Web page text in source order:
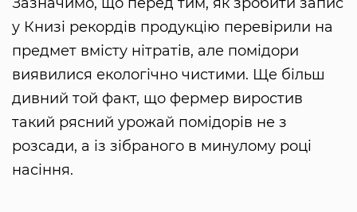
у Книзі рекордів продукцію перевірили на
предмет вмісту нітратів, але помідори
виявилися екологічно чистими. Ще більш
дивний той факт, що фермер виростив
такий рясний урожай помідорів не з
розсади, а із зібраного в минулому році
насіння.